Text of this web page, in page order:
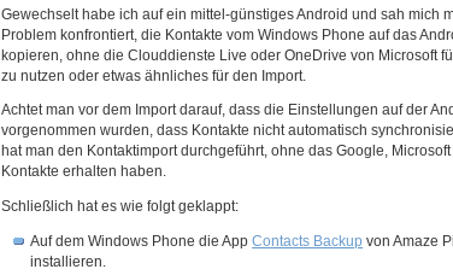
Gewechselt habe ich auf ein mittel-günstiges Android und sah mich
Problem konfrontiert, die Kontakte vom Windows Phone auf das
kopieren, ohne die Clouddienste Live oder OneDrive von Microsoft
zu nutzen oder etwas ähnliches für den Import.
Achtet man vor dem Import darauf, dass die Einstellungen auf der
vorgenommen wurden, dass Kontakte nicht automatisch
hat man den Kontaktimport durchgeführt, ohne das Google,
Kontakte erhalten haben.
Schließlich hat es wie folgt geklappt:
Auf dem Windows Phone die AppContacts Backup von Amaze
installieren.